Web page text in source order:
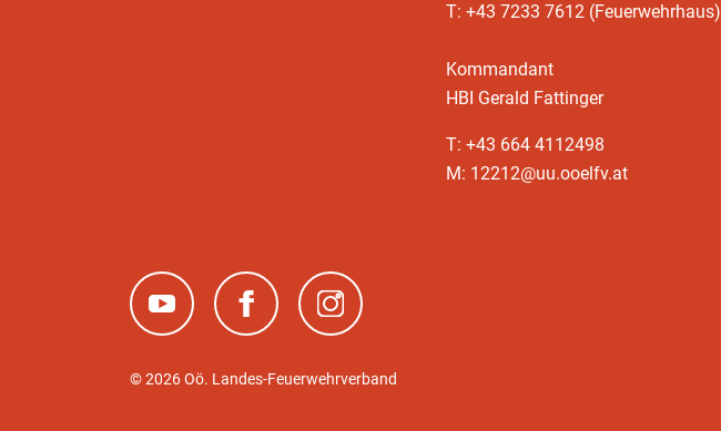
T: +43 7233 7612 (Feuerwehrhaus)
Kommandant
HBI Gerald Fattinger
T: +43 664 4112498
M: 12212@uu.ooelfv.at
(neues Fenster)(neues Fenster)(neues Fenster)
© 2026 Oö. Landes-Feuerwehrverband